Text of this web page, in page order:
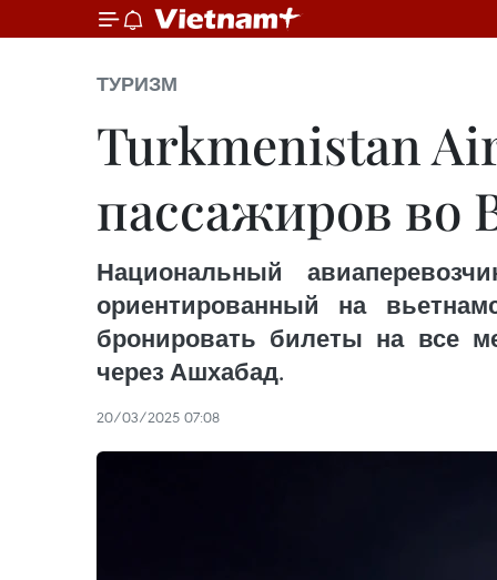
ТУРИЗМ
Turkmenistan
пассажиров во
Национальный
ориентированный на
бронировать билеты на все
через Ашхабад.
20/03/2025 07:08